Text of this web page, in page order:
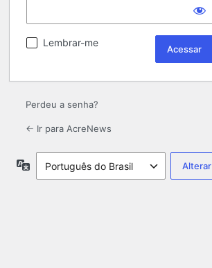
Lembrar-me
Perdeu a senha?
← Ir para AcreNews
Idioma